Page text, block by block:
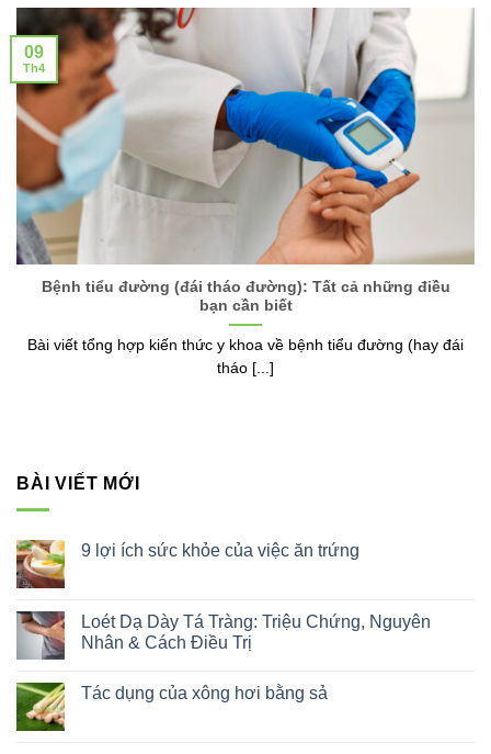
Bệnh tiểu đường (đái tháo đường): Tất cả những điều
bạn cần biết
Bài viết tổng hợp kiến thức y khoa về bệnh tiểu đường (hay đái
tháo [...]
09
Th4
BÀI VIẾT MỚI
9 lợi ích sức khỏe của việc ăn trứng
luận
ở
9
sức
khỏe
Loét Dạ Dày Tá Tràng: Triệu Chứng, Nguyên
Nhân & Cách Điều Trị
bình
Tác dụng của xông hơi bằng sả